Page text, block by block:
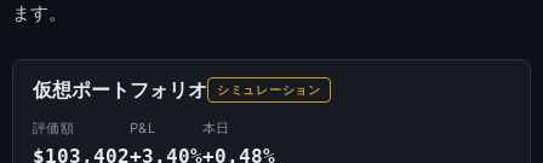
ます。
仮想ポートフォリオ シミュレーション
評価額
$103,402
P&L
+3.40%
本日
+0.48%